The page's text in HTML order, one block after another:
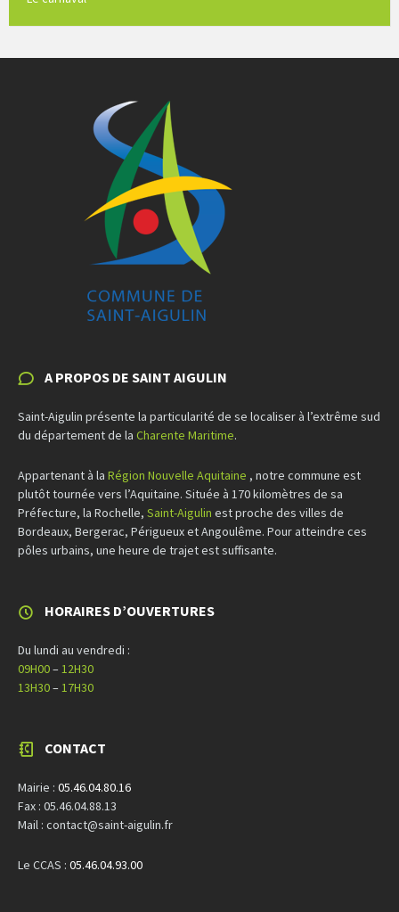
A PROPOS DE SAINT AIGULIN
Saint-Aigulin présente la particularité de se localiser à l’extrême sud
du département de la Charente Maritime.
Appartenant à la Région Nouvelle Aquitaine , notre commune est
plutôt tournée vers l’Aquitaine. Située à 170 kilomètres de sa
Préfecture, la Rochelle, Saint-Aigulin est proche des villes de
Bordeaux, Bergerac, Périgueux et Angoulême. Pour atteindre ces
pôles urbains, une heure de trajet est suffisante.
HORAIRES D’OUVERTURES
Du lundi au vendredi :
09H00–12H30
13H30–17H30
CONTACT
Mairie : 05.46.04.80.16
Fax : 05.46.04.88.13
Mail : contact@saint-aigulin.fr
Le CCAS : 05.46.04.93.00